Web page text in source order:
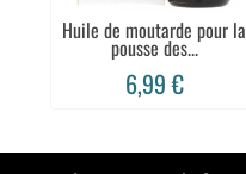
Huile de moutarde pour la
pousse des...
6,99 €